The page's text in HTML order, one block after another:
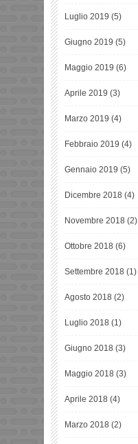
Luglio 2019 (5)
Giugno 2019 (5)
Maggio 2019 (6)
Aprile 2019 (3)
Marzo 2019 (4)
Febbraio 2019 (4)
Gennaio 2019 (5)
Dicembre 2018 (4)
Novembre 2018 (2)
Ottobre 2018 (6)
Settembre 2018 (1)
Agosto 2018 (2)
Luglio 2018 (1)
Giugno 2018 (3)
Maggio 2018 (3)
Aprile 2018 (4)
Marzo 2018 (2)